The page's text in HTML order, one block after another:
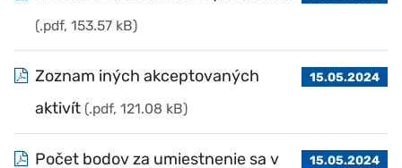
(.pdf, 153.57 kB)
Zoznam iných akceptovaných
aktivít (.pdf, 121.08 kB)
15.05.2024
Počet bodov za umiestnenie sa v
15.05.2024